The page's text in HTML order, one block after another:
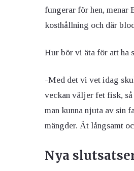
fungerar för hen, menar
kosthållning och där
Hur bör vi äta för att ha
-Med det vi vet idag
veckan väljer fet fisk,
man kunna njuta av sin
mängder. Ät långsamt
Nya